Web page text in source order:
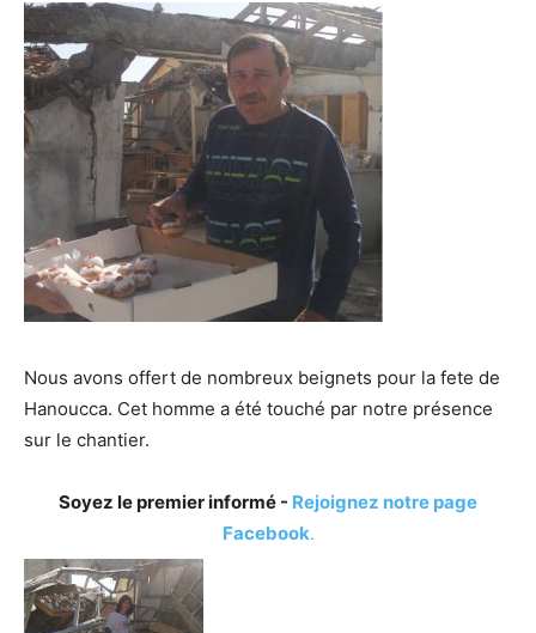
Nous avons offert de nombreux beignets pour la fete de
Hanoucca. Cet homme a été touché par notre présence
sur le chantier.
Soyez le premier informé - Rejoignez notre page
Facebook.